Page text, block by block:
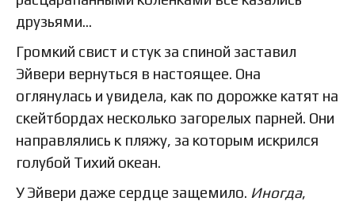
друзьями…
Громкий свист и стук за спиной заставил
Эйвери вернуться в настоящее. Она
оглянулась и увидела, как по дорожке катят на
скейтбордах несколько загорелых парней. Они
направлялись к пляжу, за которым искрился
голубой Тихий океан.
У Эйвери даже сердце защемило. Иногда,